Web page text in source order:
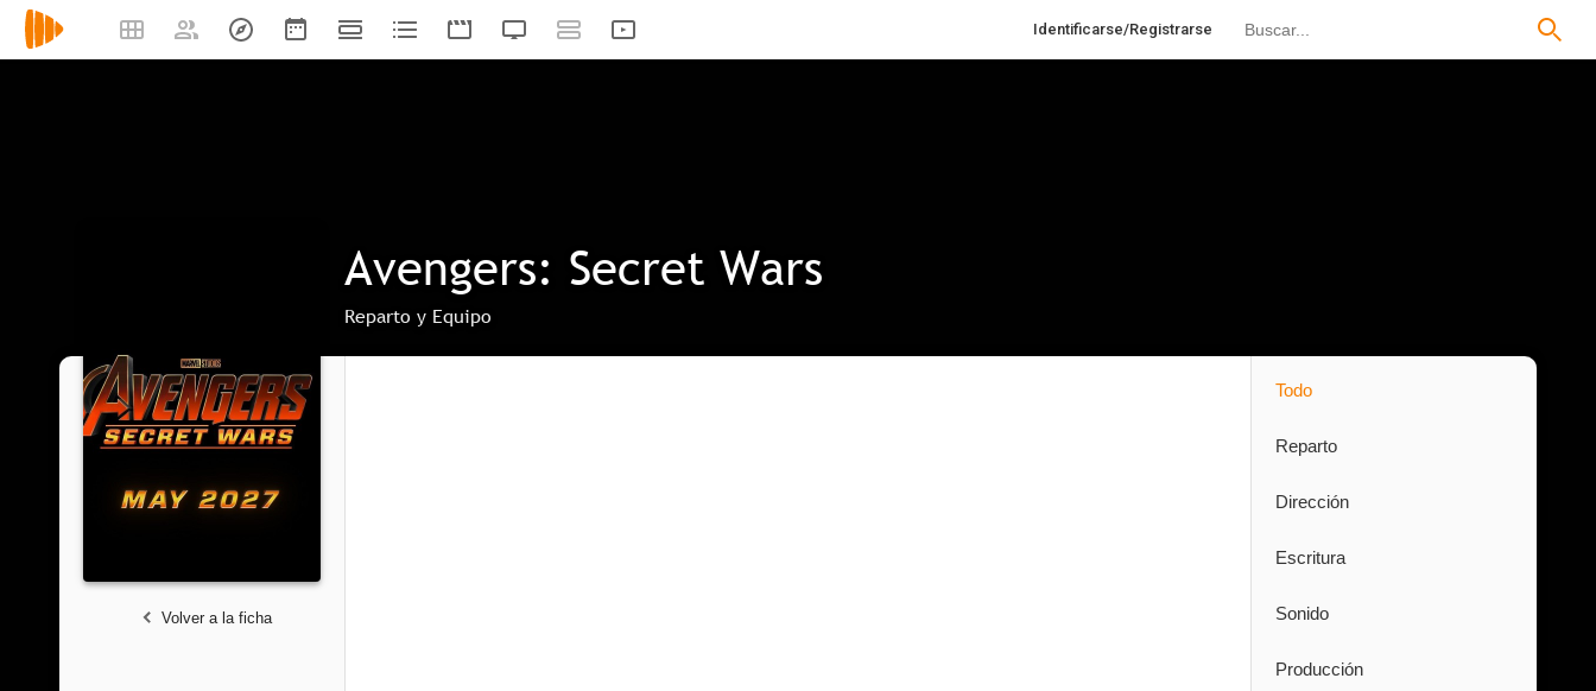
Identificarse/Registrarse
Avengers: Secret Wars
Reparto y Equipo
Volver a la ficha
Todo
Reparto
Dirección
Escritura
Sonido
Producción